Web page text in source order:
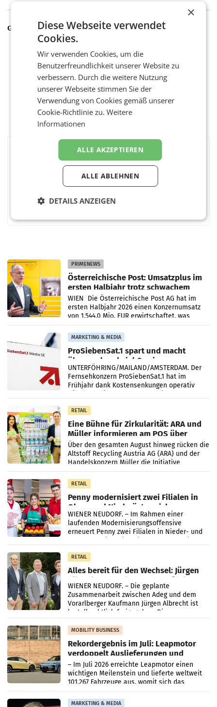
GALERIE
BEWERTEN SIE DIESEN ARTIKEL
FacebookTwitter MessengerWhatsAppLinkedIn
PRIMENEWS
Österreichische Post: Umsatzplus im
ersten Halbjahr trotz schwachem
Briefgeschäft
WIEN Die Österreichische Post AG hat im
ersten Halbjahr 2026 einen Konzernumsatz
von 1.544,0 Mio. EUR erwirtschaftet, was
einem Plus von 3,8 Prozent gegenüber dem
Vergleichszeitraum
MARKETING & MEDIA
ProSiebenSat.1 spart und macht
überraschend viel Gewinn
UNTERFÖHRING/MAILAND/AMSTERDAM. Der
Fernsehkonzern ProSiebenSat.1 hat im
Frühjahr dank Kostensenkungen operativ
RETAIL
Eine Bühne für Zirkularität: ARA und
Müller informieren am POS über
Kreislauffähigkeit
Über den gesamten August hinweg rücken die
Altstoff Recycling Austria AG (ARA) und der
Handelskonzern Müller die Initiative
„Kreislauf-Helden“ in allen österreichischen
Müller-Filialen
RETAIL
Penny modernisiert zwei Filialen in
Ober- und Niederösterreich
WIENER NEUDORF. – Im Rahmen einer
laufenden Modernisierungsoffensive
erneuert Penny zwei Filialen in Nieder- und
RETAIL
Alles bereit für den Wechsel: Jürgen
Albrecht setzt ab 1.1.2027 auf Adeg
WIENER NEUDORF. – Die geplante
Zusammenarbeit zwischen Adeg und dem
Vorarlberger Kaufmann Jürgen Albrecht ist
kartellrechtlich freigegeben: Die
Bundeswettbewerbsbehörde und der
Bundeskartellanwalt
MOBILITY BUSINESS
Rekordergebnis im Juli: Leapmotor
verdoppelt Auslieferungen und
überschreitet die 100.000er-Marke
– Im Juli 2026 erreichte Leapmotor einen
wichtigen Meilenstein und lieferte weltweit
101.267 Fahrzeuge aus, womit sich das
Ergebnis gegenüber Juli 2025 mehr als
verdoppelte (+102
MARKETING & MEDIA
×
Diese Webseite verwendet
Cookies.
Wir verwenden Cookies, um die
Benutzerfreundlichkeit unserer Website zu
verbessern. Durch die weitere Nutzung
unserer Webseite stimmen Sie der
Verwendung von Cookies gemäß unserer
Cookie-Richtlinie zu.Weitere
Informationen
ALLE AKZEPTIEREN
ALLE ABLEHNEN
DETAILS ANZEIGEN